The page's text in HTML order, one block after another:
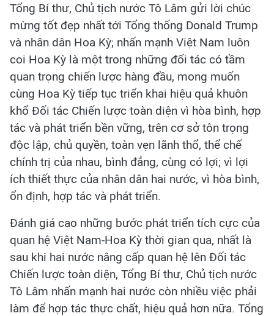
Tổng Bí thư, Chủ tịch nước Tô Lâm gửi lời chúc
mừng tốt đẹp nhất tới Tổng thống Donald Trump
và nhân dân Hoa Kỳ; nhấn mạnh Việt Nam luôn
coi Hoa Kỳ là một trong những đối tác có tầm
quan trọng chiến lược hàng đầu, mong muốn
cùng Hoa Kỳ tiếp tục triển khai hiệu quả khuôn
khổ Đối tác Chiến lược toàn diện vì hòa bình, hợp
tác và phát triển bền vững, trên cơ sở tôn trọng
độc lập, chủ quyền, toàn vẹn lãnh thổ, thể chế
chính trị của nhau, bình đẳng, cùng có lợi; vì lợi
ích thiết thực của nhân dân hai nước, vì hòa bình,
ổn định, hợp tác và phát triển.
Đánh giá cao những bước phát triển tích cực của
quan hệ Việt Nam-Hoa Kỳ thời gian qua, nhất là
sau khi hai nước nâng cấp quan hệ lên Đối tác
Chiến lược toàn diện, Tổng Bí thư, Chủ tịch nước
Tô Lâm nhấn mạnh hai nước còn nhiều việc phải
làm để hợp tác thực chất, hiệu quả hơn nữa. Tổng